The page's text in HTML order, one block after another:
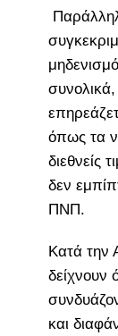
συνολικά,
όπως τα
διεθνείς
δεν
ΠΝΠ.
Κατά την
δείχνουν
και